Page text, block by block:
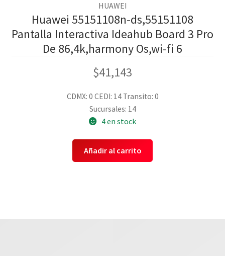
HUAWEI
Huawei 55151108n-ds,55151108
Pantalla Interactiva Ideahub Board 3 Pro
De 86,4k,harmony Os,wi-fi 6
$41,143
CDMX: 0 CEDI: 14 Transito: 0
Sucursales: 14
4 en stock
Añadir al carrito